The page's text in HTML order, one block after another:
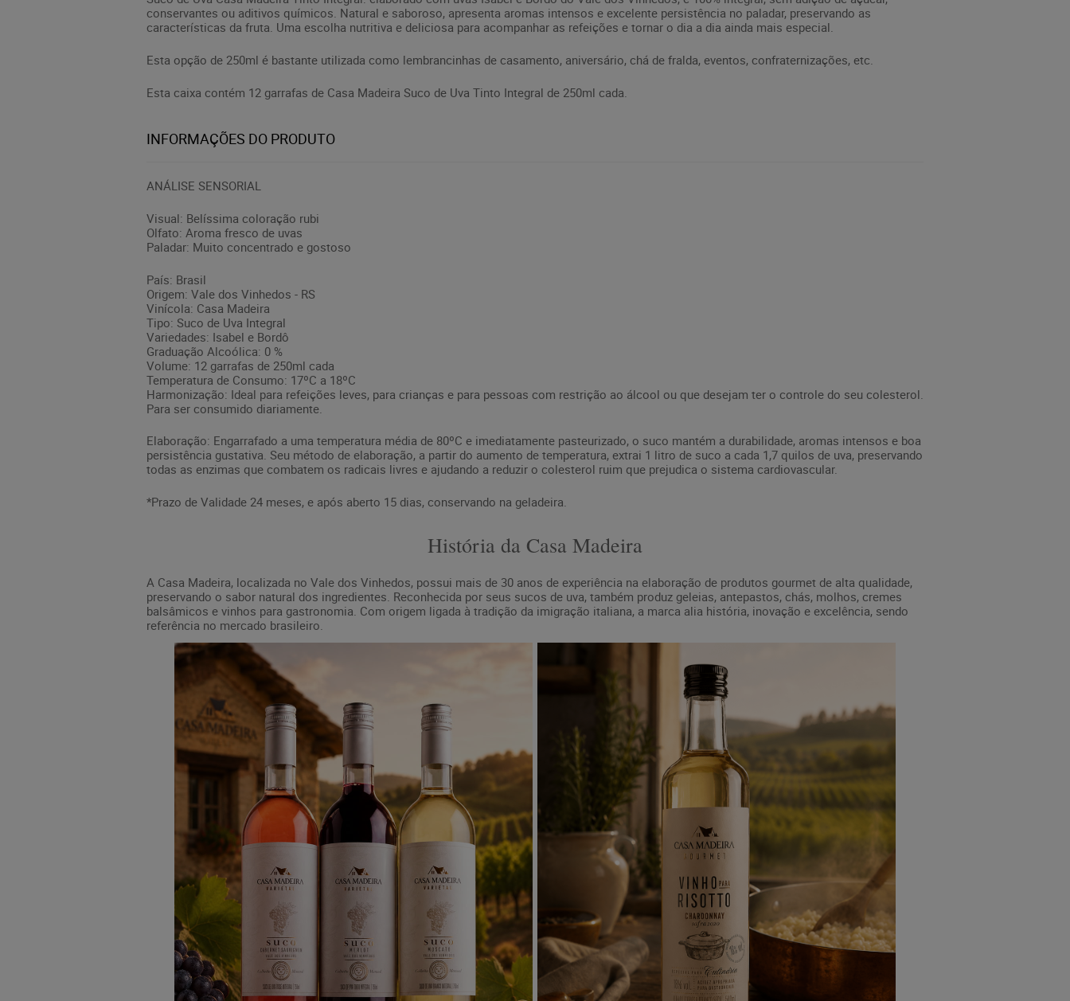
conservantes ou aditivos químicos. Natural e saboroso, apresenta aromas intensos e excelente persistência no paladar, preservando as
características da fruta. Uma escolha nutritiva e deliciosa para acompanhar as refeições e tornar o dia a dia ainda mais especial.
Esta opção de 250ml é bastante utilizada como lembrancinhas de casamento, aniversário, chá de fralda, eventos, confraternizações, etc.
Esta caixa contém 12 garrafas de Casa Madeira Suco de Uva Tinto Integral de 250ml cada.
INFORMAÇÕES DO PRODUTO
ANÁLISE SENSORIAL
Visual: Belíssima coloração rubi
Olfato: Aroma fresco de uvas
Paladar: Muito concentrado e gostoso
País: Brasil
Origem: Vale dos Vinhedos - RS
Vinícola: Casa Madeira
Tipo: Suco de Uva Integral
Variedades: Isabel e Bordô
Graduação Alcoólica: 0 %
Volume: 12 garrafas de 250ml cada
Temperatura de Consumo: 17ºC a 18ºC
Harmonização: Ideal para refeições leves, para crianças e para pessoas com restrição ao álcool ou que desejam ter o controle do seu colesterol.
Para ser consumido diariamente.
Elaboração: Engarrafado a uma temperatura média de 80ºC e imediatamente pasteurizado, o suco mantém a durabilidade, aromas intensos e boa
persistência gustativa. Seu método de elaboração, a partir do aumento de temperatura, extrai 1 litro de suco a cada 1,7 quilos de uva, preservando
todas as enzimas que combatem os radicais livres e ajudando a reduzir o colesterol ruim que prejudica o sistema cardiovascular.
*Prazo de Validade 24 meses, e após aberto 15 dias, conservando na geladeira.
História da Casa Madeira
A Casa Madeira, localizada no Vale dos Vinhedos, possui mais de 30 anos de experiência na elaboração de produtos gourmet de alta qualidade,
preservando o sabor natural dos ingredientes. Reconhecida por seus sucos de uva, também produz geleias, antepastos, chás, molhos, cremes
balsâmicos e vinhos para gastronomia. Com origem ligada à tradição da imigração italiana, a marca alia história, inovação e excelência, sendo
referência no mercado brasileiro.